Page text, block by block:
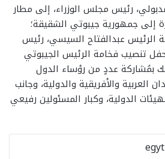
رئيس مجلس الوزراء، إلى مطار
إلى جمهورية جيبوتي الشقيقة؛
الرئيس عبدالفتاح السيسي، رئيس
تنصيب فخامة الرئيس الجيبوتي
بمُشاركة عددٍ من رؤساء الدول
العربية والأفريقية والدولية، وجانب
الدولية، وكبار المسئولين رفيعي